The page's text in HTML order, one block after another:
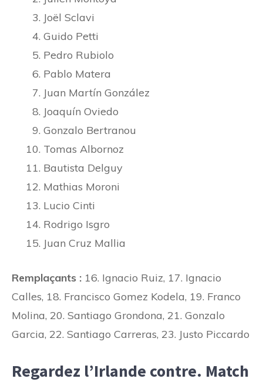
Joël Sclavi
Guido Petti
Pedro Rubiolo
Pablo Matera
Juan Martín González
Joaquín Oviedo
Gonzalo Bertranou
Tomas Albornoz
Bautista Delguy
Mathias Moroni
Lucio Cinti
Rodrigo Isgro
Juan Cruz Mallia
Remplaçants : 16. Ignacio Ruiz, 17. Ignacio
Calles, 18. Francisco Gomez Kodela, 19. Franco
Molina, 20. Santiago Grondona, 21. Gonzalo
Garcia, 22. Santiago Carreras, 23. Justo Piccardo
Regardez l’Irlande contre. Match